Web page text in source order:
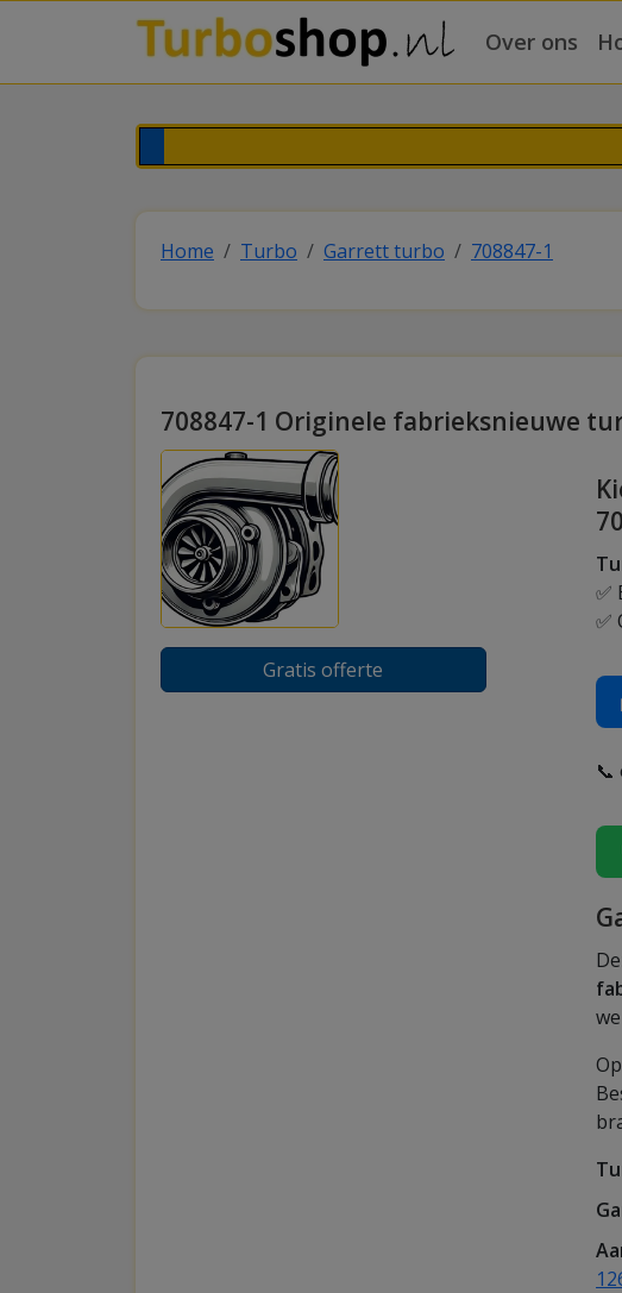
Over ons
Home Turbo Garrett turbo 708847-1
708847-1 Originele fabrieksnieuwe
Gratis offerte
✅
✅
📞